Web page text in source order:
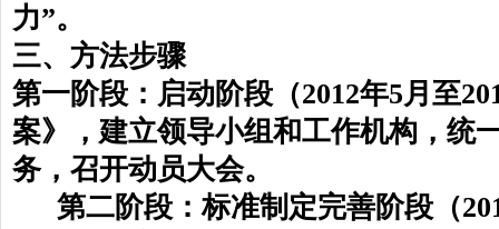
力”。
三、方法步骤
第一阶段：启动阶段（2012年5月至
案》，建立领导小组和工作机构，统
务，召开动员大会。
第二阶段：标准制定完善阶段（